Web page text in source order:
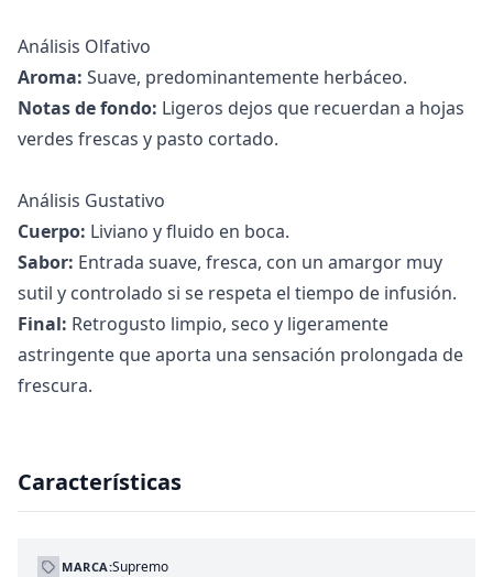
Análisis Olfativo
Aroma: Suave, predominantemente herbáceo.
Notas de fondo: Ligeros dejos que recuerdan a hojas
verdes frescas y pasto cortado.
Análisis Gustativo
Cuerpo: Liviano y fluido en boca.
Sabor: Entrada suave, fresca, con un amargor muy
sutil y controlado si se respeta el tiempo de infusión.
Final: Retrogusto limpio, seco y ligeramente
astringente que aporta una sensación prolongada de
frescura.
Características
MARCA:Supremo